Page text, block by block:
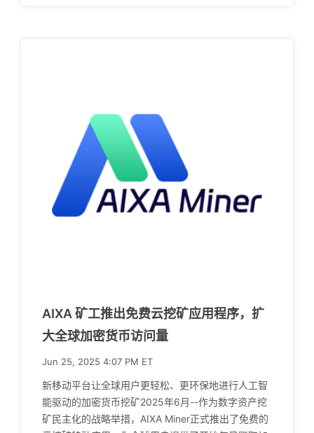
AIXA 矿工推出免费云挖矿应用程序，扩
大全球加密货币访问量
Jun 25, 2025 4:07 PM ET
新移动平台让全球用户更轻松、更环保地进行人工智
能驱动的加密货币挖矿2025年6月--作为数字资产挖
矿民主化的战略举措，AIXA Miner正式推出了免费的